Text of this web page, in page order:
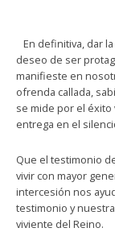
En definitiva, dar
deseo de ser
manifieste en
ofrenda callada,
se mide por el
entrega en el
Que el testimonio
vivir con mayor
intercesión nos
testimonio y
viviente del Reino.